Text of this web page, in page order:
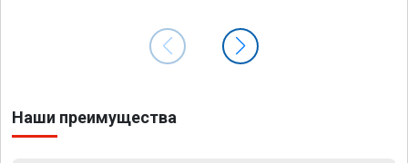
Наши преимущества